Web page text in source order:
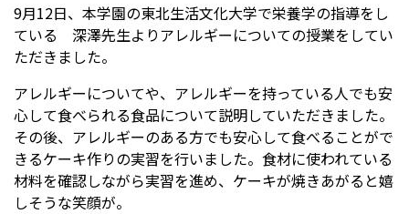
受験生の方へ 中学校の先生方へ
9月12日、本学園の東北生活文化大学で栄養学の指導をし
ている 深澤先生よりアレルギーについての授業をしてい
ただきました。
アレルギーについてや、アレルギーを持っている人でも安
心して食べられる食品について説明していただきました。
その後、アレルギーのある方でも安心して食べることがで
きるケーキ作りの実習を行いました。食材に使われている
材料を確認しながら実習を進め、ケーキが焼きあがると嬉
しそうな笑顔が。